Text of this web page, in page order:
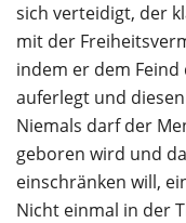
sich verteidigt, der
mit der
indem er dem
auferlegt und
Niemals darf der
geboren wird und
einschränken will,
Nicht einmal in der